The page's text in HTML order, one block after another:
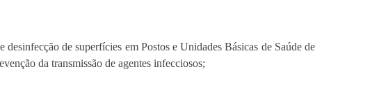
de superfícies em Postos e Unidades Básicas de Saúde de
da transmissão de agentes infecciosos;